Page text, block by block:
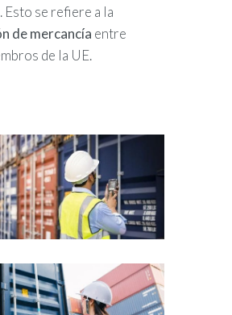
se refiere a la
de mercancía entre
de la UE.